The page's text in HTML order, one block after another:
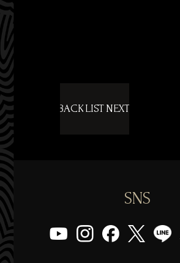
BACKLISTNEXT
SNS